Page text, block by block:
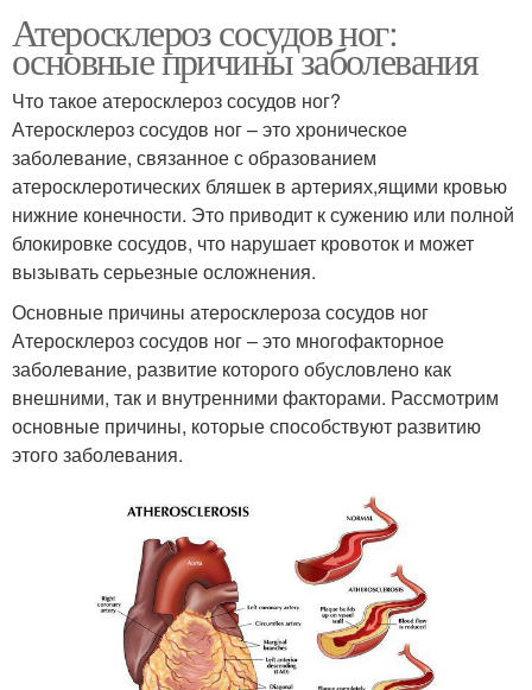
Атеросклероз сосудов ног:
основные причины заболевания
Что такое атеросклероз сосудов ног?
Атеросклероз сосудов ног – это хроническое
заболевание, связанное с образованием
атеросклеротических бляшек в артериях,ящими кровью
нижние конечности. Это приводит к сужению или полной
блокировке сосудов, что нарушает кровоток и может
вызывать серьезные осложнения.
Основные причины атеросклероза сосудов ног
Атеросклероз сосудов ног – это многофакторное
заболевание, развитие которого обусловлено как
внешними, так и внутренними факторами. Рассмотрим
основные причины, которые способствуют развитию
этого заболевания.